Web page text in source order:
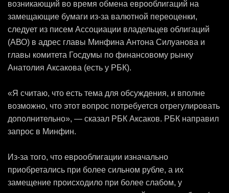
возникающий во время обмена еврооблигаций на
замещающие бумаги из-за валютной переоценки,
следует из писем Ассоциации владельцев облигаций
(АВО) в адрес главы Минфина Антона Силуанова и
главы комитета Госдумы по финансовому рынку
Анатолия Аксакова (есть у РБК).
«Я считаю, что есть тема для обсуждения, и вполне
возможно, что этот вопрос потребуется отрегулировать
дополнительно», — сказал РБК Аксаков. РБК направил
запрос в Минфин.
Из-за того, что еврооблигации изначально
приобретались при более сильном рубле, а их
замещение происходило при более слабом, у